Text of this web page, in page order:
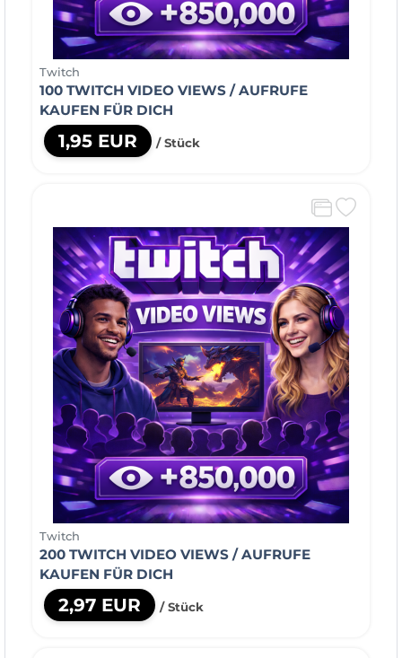
Twitch
100 TWITCH VIDEO VIEWS / AUFRUFE
KAUFEN FÜR DICH
1,95 EUR / Stück
Twitch
200 TWITCH VIDEO VIEWS / AUFRUFE
KAUFEN FÜR DICH
2,97 EUR / Stück